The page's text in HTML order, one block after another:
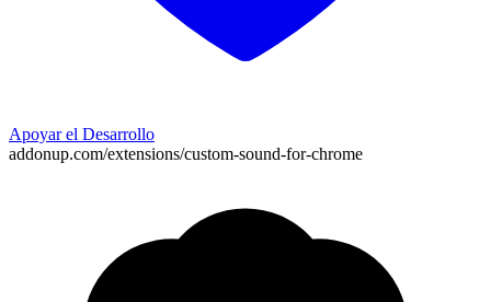
Apoyar el Desarrollo
addonup.com/extensions/custom-sound-for-chrome